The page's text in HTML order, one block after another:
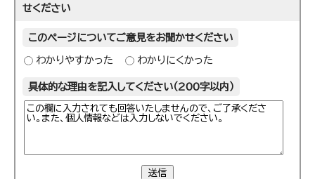
せください
このページについてご意見をお聞かせください
わかりやすかった わかりにくかった
具体的な理由を記入してください（200字以内）
送信